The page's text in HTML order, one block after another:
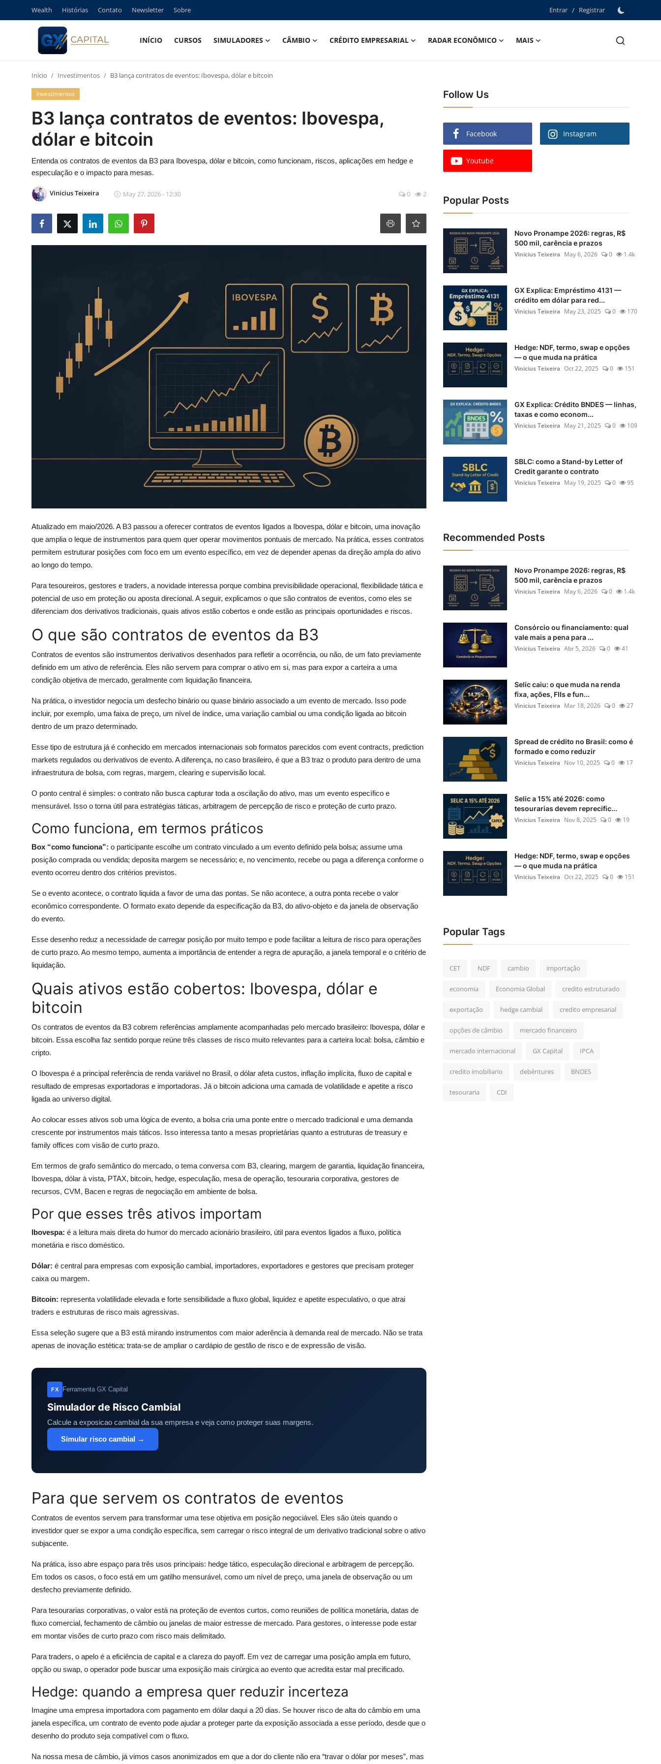
Wealth Histórias Contato Newsletter Sobre Entrar / Registrar
INÍCIO CURSOS SIMULADORES CÂMBIO CRÉDITO EMPRESARIAL RADAR ECONÔMICO
MAIS
Entrar
Simuladores
Wealth
Histórias
Contato
Investimentos
Seguro de Vida
Início Investimentos B3 lança contratos de eventos: Ibovespa, dólar e bitcoin
Investimentos
B3 lança contratos de eventos: Ibovespa,
dólar e bitcoin
Entenda os contratos de eventos da B3 para Ibovespa, dólar e bitcoin, como funcionam, riscos, aplicações em hedge e
especulação e o impacto para mesas.
Vinicius Teixeira May 27, 2026 - 12:30 0 2
Atualizado em maio/2026. A B3 passou a oferecer contratos de eventos ligados a Ibovespa, dólar e bitcoin, uma inovação
que amplia o leque de instrumentos para quem quer operar movimentos pontuais de mercado. Na prática, esses contratos
permitem estruturar posições com foco em um evento específico, em vez de depender apenas da direção ampla do ativo
ao longo do tempo.
Para tesoureiros, gestores e traders, a novidade interessa porque combina previsibilidade operacional, flexibilidade tática e
potencial de uso em proteção ou aposta direcional. A seguir, explicamos o que são contratos de eventos, como eles se
diferenciam dos derivativos tradicionais, quais ativos estão cobertos e onde estão as principais oportunidades e riscos.
O que são contratos de eventos da B3
Contratos de eventos são instrumentos derivativos desenhados para refletir a ocorrência, ou não, de um fato previamente
definido em um ativo de referência. Eles não servem para comprar o ativo em si, mas para expor a carteira a uma
condição objetiva de mercado, geralmente com liquidação financeira.
Na prática, o investidor negocia um desfecho binário ou quase binário associado a um evento de mercado. Isso pode
incluir, por exemplo, uma faixa de preço, um nível de índice, uma variação cambial ou uma condição ligada ao bitcoin
dentro de um prazo determinado.
Esse tipo de estrutura já é conhecido em mercados internacionais sob formatos parecidos com event contracts, prediction
markets regulados ou derivativos de evento. A diferença, no caso brasileiro, é que a B3 traz o produto para dentro de uma
infraestrutura de bolsa, com regras, margem, clearing e supervisão local.
O ponto central é simples: o contrato não busca capturar toda a oscilação do ativo, mas um evento específico e
mensurável. Isso o torna útil para estratégias táticas, arbitragem de percepção de risco e proteção de curto prazo.
Como funciona, em termos práticos
Box “como funciona”: o participante escolhe um contrato vinculado a um evento definido pela bolsa; assume uma
posição comprada ou vendida; deposita margem se necessário; e, no vencimento, recebe ou paga a diferença conforme o
evento ocorreu dentro dos critérios previstos.
Se o evento acontece, o contrato liquida a favor de uma das pontas. Se não acontece, a outra ponta recebe o valor
econômico correspondente. O formato exato depende da especificação da B3, do ativo-objeto e da janela de observação
do evento.
Esse desenho reduz a necessidade de carregar posição por muito tempo e pode facilitar a leitura de risco para operações
de curto prazo. Ao mesmo tempo, aumenta a importância de entender a regra de apuração, a janela temporal e o critério de
liquidação.
Quais ativos estão cobertos: Ibovespa, dólar e
bitcoin
Os contratos de eventos da B3 cobrem referências amplamente acompanhadas pelo mercado brasileiro: Ibovespa, dólar e
bitcoin. Essa escolha faz sentido porque reúne três classes de risco muito relevantes para a carteira local: bolsa, câmbio e
cripto.
O Ibovespa é a principal referência de renda variável no Brasil, o dólar afeta custos, inflação implícita, fluxo de capital e
resultado de empresas exportadoras e importadoras. Já o bitcoin adiciona uma camada de volatilidade e apetite a risco
ligada ao universo digital.
Ao colocar esses ativos sob uma lógica de evento, a bolsa cria uma ponte entre o mercado tradicional e uma demanda
crescente por instrumentos mais táticos. Isso interessa tanto a mesas proprietárias quanto a estruturas de treasury e
family offices com visão de curto prazo.
Em termos de grafo semântico do mercado, o tema conversa com B3, clearing, margem de garantia, liquidação financeira,
Ibovespa, dólar à vista, PTAX, bitcoin, hedge, especulação, mesa de operação, tesouraria corporativa, gestores de
recursos, CVM, Bacen e regras de negociação em ambiente de bolsa.
Por que esses três ativos importam
Ibovespa: é a leitura mais direta do humor do mercado acionário brasileiro, útil para eventos ligados a fluxo, política
monetária e risco doméstico.
Dólar: é central para empresas com exposição cambial, importadores, exportadores e gestores que precisam proteger
caixa ou margem.
Bitcoin: representa volatilidade elevada e forte sensibilidade a fluxo global, liquidez e apetite especulativo, o que atrai
traders e estruturas de risco mais agressivas.
Essa seleção sugere que a B3 está mirando instrumentos com maior aderência à demanda real de mercado. Não se trata
apenas de inovação estética: trata-se de ampliar o cardápio de gestão de risco e de expressão de visão.
FX Ferramenta GX Capital
Simulador de Risco Cambial
Calcule a exposicao cambial da sua empresa e veja como proteger suas margens.
Simular risco cambial →
Para que servem os contratos de eventos
Contratos de eventos servem para transformar uma tese objetiva em posição negociável. Eles são úteis quando o
investidor quer se expor a uma condição específica, sem carregar o risco integral de um derivativo tradicional sobre o ativo
subjacente.
Na prática, isso abre espaço para três usos principais: hedge tático, especulação direcional e arbitragem de percepção.
Em todos os casos, o foco está em um gatilho mensurável, como um nível de preço, uma janela de observação ou um
desfecho previamente definido.
Para tesourarias corporativas, o valor está na proteção de eventos curtos, como reuniões de política monetária, datas de
fluxo comercial, fechamento de câmbio ou janelas de maior estresse de mercado. Para gestores, o interesse pode estar
em montar visões de curto prazo com risco mais delimitado.
Para traders, o apelo é a eficiência de capital e a clareza do payoff. Em vez de carregar uma posição ampla em futuro,
opção ou swap, o operador pode buscar uma exposição mais cirúrgica ao evento que acredita estar mal precificado.
Hedge: quando a empresa quer reduzir incerteza
Imagine uma empresa importadora com pagamento em dólar daqui a 20 dias. Se houver risco de alta do câmbio em uma
janela específica, um contrato de evento pode ajudar a proteger parte da exposição associada a esse período, desde que o
desenho do produto seja compatível com o fluxo.
Na nossa mesa de câmbio, já vimos casos anonimizados em que a dor do cliente não era “travar o dólar por meses”, mas
Follow Us
Facebook Instagram
Youtube
Popular Posts
Novo Pronampe 2026: regras, R$
500 mil, carência e prazos
Vinicius Teixeira May 6, 2026 0 1.4k
GX Explica: Empréstimo 4131 —
crédito em dólar para red...
Vinicius Teixeira May 23, 2025 0 170
Hedge: NDF, termo, swap e opções
— o que muda na prática
Vinicius Teixeira Oct 22, 2025 0 151
GX Explica: Crédito BNDES — linhas,
taxas e como econom...
Vinicius Teixeira May 21, 2025 0 109
SBLC: como a Stand-by Letter of
Credit garante o contrato
Vinicius Teixeira May 19, 2025 0 95
Recommended Posts
Novo Pronampe 2026: regras, R$
500 mil, carência e prazos
Vinicius Teixeira May 6, 2026 0 1.4k
Consórcio ou financiamento: qual
vale mais a pena para ...
Vinicius Teixeira Abr 5, 2026 0 41
Selic caiu: o que muda na renda
fixa, ações, FIIs e fun...
Vinicius Teixeira Mar 18, 2026 0 27
Spread de crédito no Brasil: como é
formado e como reduzir
Vinicius Teixeira Nov 10, 2025 0 17
Selic a 15% até 2026: como
tesourarias devem reprecific...
Vinicius Teixeira Nov 8, 2025 0 19
Hedge: NDF, termo, swap e opções
— o que muda na prática
Vinicius Teixeira Oct 22, 2025 0 151
Popular Tags
CET NDF cambio importação
economia Economia Global credito estruturado
exportação hedge cambial credito empresarial
opções de câmbio mercado financeiro
mercado internacional GX Capital IPCA
credito imobiliario debêntures BNDES
tesouraria CDI